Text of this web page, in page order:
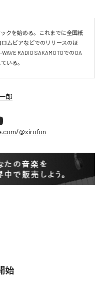
クを始める。これまでに全国紙
ムビアなどでのリリースのほ
RADIO SAKAMOTOでのOA
いる。
郎
@xirofon
始